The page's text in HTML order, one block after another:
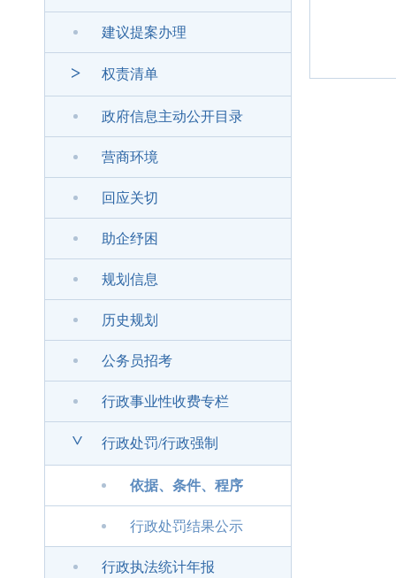
建议提案办理
> 权责清单
政府信息主动公开目录
营商环境
回应关切
助企纾困
规划信息
历史规划
公务员招考
行政事业性收费专栏
> 行政处罚/行政强制
依据、条件、程序
行政处罚结果公示
行政执法统计年报